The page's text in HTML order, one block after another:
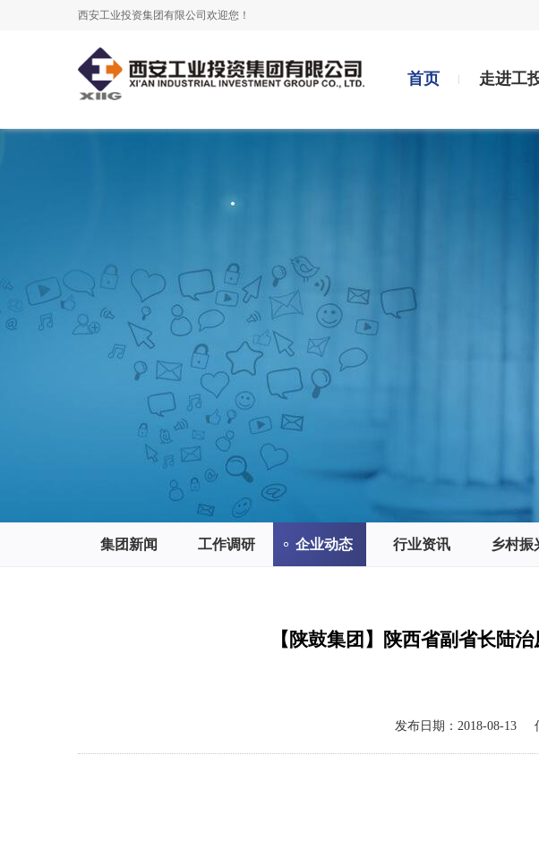
西安工业投资集团有限公司欢迎您！
首页 走进工
集团新闻 工作调研 企业动态 行业资讯 乡村振
【陕鼓集团】陕西省副省长陆
发布日期： 2018-08-13信